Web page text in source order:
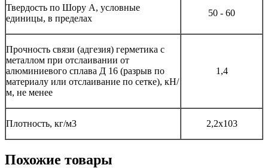
Твердость по Шору А, условные
единицы, в пределах
50 - 60
Прочность связи (адгезия) герметика с
металлом при отслаивании от
алюминиевого сплава Д 16 (разрыв по
материалу или отслаивание по сетке), кН/
м, не менее
1,4
Плотность, кг/м3 2,2х103
Похожие товары